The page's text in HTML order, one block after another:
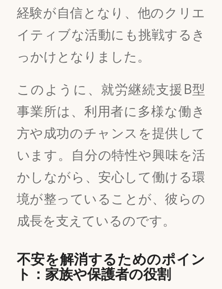
経験が自信となり、他のクリエ
イティブな活動にも挑戦するき
っかけとなりました。
このように、就労継続支援B型
事業所は、利用者に多様な働き
方や成功のチャンスを提供して
います。自分の特性や興味を活
かしながら、安心して働ける環
境が整っていることが、彼らの
成長を支えているのです。
不安を解消するためのポイン
ト：家族や保護者の役割